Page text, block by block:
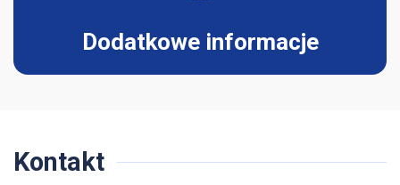
Dodatkowe informacje
Kontakt